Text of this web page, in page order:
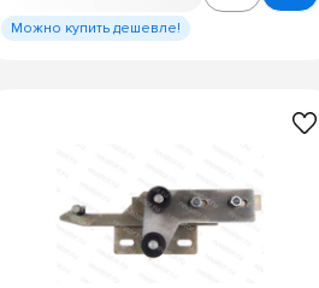
Можно купить дешевле!